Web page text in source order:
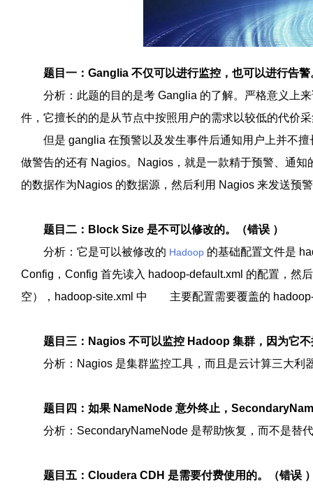
题目一： Ganglia 不仅可以进行监控，也可以进行告警
分析：此题的目的是考 Ganglia 的了解。严格意义上
件，它擅长的的是从节点中按照用户的需求以较低的代价
但是 ganglia 在预警以及发生事件后通知用户上并不擅
做警告的还有 Nagios。 Nagios ，就是一款精于预警、通知
的数据作为Nagios 的数据源，然后利用 Nagios 来发送预
题目二： Block Size 是不可以修改的。（错误 ）
分析：它是可以被修改的 Hadoop 的基础配置文件是
Config ， Config 首先读入 hadoop-default.xml 的配置，然
空）， hadoop-site.xml 中 主要配置需要覆盖的
题目三： Nagios 不可以监控 Hadoop 集群，因为它
分析： Nagios 是集群监控工具，而且是云计算三大利
题目四：如果 NameNode 意外终止，
分析： SecondaryNameNode 是帮助恢复，而不是替
题目五： Cloudera CDH 是需要付费使用的。（错误